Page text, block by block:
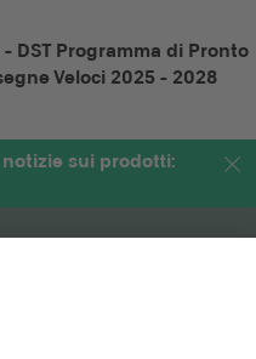
DST Programma di Pronto
Veloci 2025 - 2028
sui prodotti: